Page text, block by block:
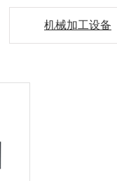
机械加工设备